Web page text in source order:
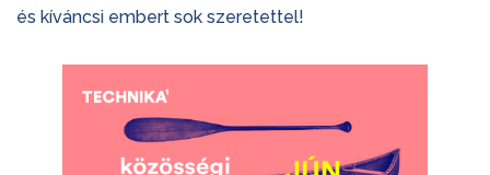
és kíváncsi embert sok szeretettel!